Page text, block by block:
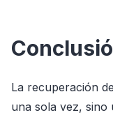
La recuperación
una sola vez, sino